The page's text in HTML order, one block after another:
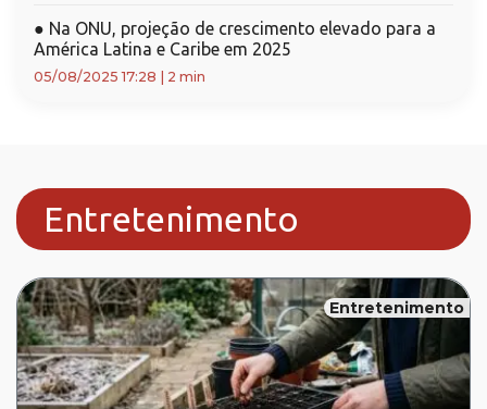
● Na ONU, projeção de crescimento elevado para a
América Latina e Caribe em 2025
05/08/2025 17:28 2 min
Entretenimento
Entretenimento